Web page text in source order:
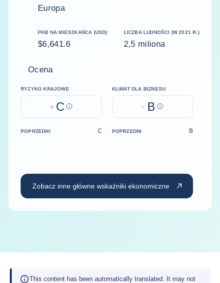
Europa
PKB NA MIESZKAŃCA (USD)
$6,641.6
LICZBA LUDNOŚCI (W 2021 R.)
2,5 miliona
Ocena
RYZYKO KRAJOWE
C Help
KLIMAT DLA BIZNESU
B Help
POPRZEDNI C POPRZEDNI B
Zobacz inne główne wskaźniki ekonomiczne
This content has been automatically translated. It may not